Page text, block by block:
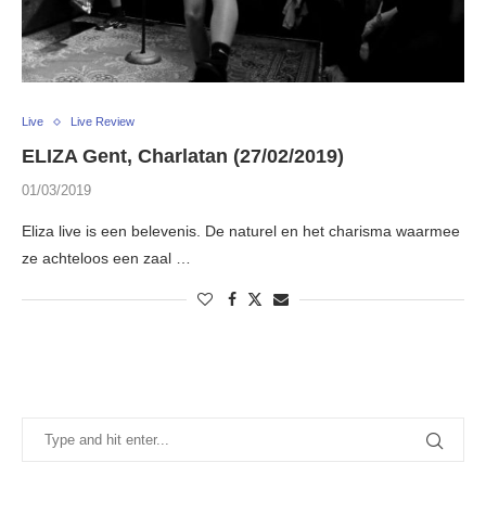
Live Live Review
ELIZA Gent, Charlatan (27/02/2019)
01/03/2019
Eliza live is een belevenis. De naturel en het charisma waarmee
ze achteloos een zaal …